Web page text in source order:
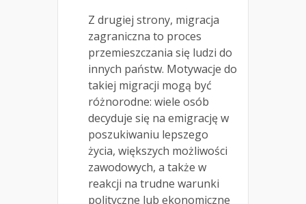
Z drugiej strony, migracja
zagraniczna to proces
przemieszczania się ludzi do
innych państw. Motywacje do
takiej migracji mogą być
różnorodne: wiele osób
decyduje się na emigrację w
poszukiwaniu lepszego
życia, większych możliwości
zawodowych, a także w
reakcji na trudne warunki
polityczne lub ekonomiczne